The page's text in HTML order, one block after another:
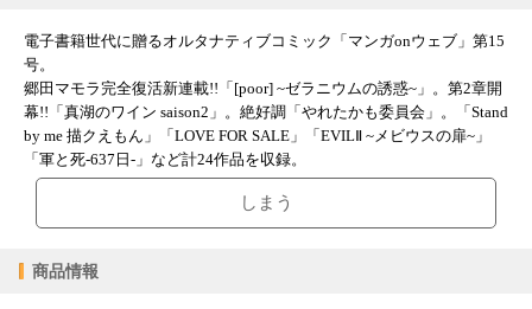
電子書籍世代に贈るオルタナティブコミック「マンガonウェブ」第15
号。
郷田マモラ完全復活新連載!!「[poor] ~ゼラニウムの誘惑~」。第2章開
幕!!「真湖のワイン saison2」。絶好調「やれたかも委員会」。「Stand
by me 描クえもん」「LOVE FOR SALE」「EVILⅡ ~メビウスの扉~」
「軍と死-637日-」など計24作品を収録。
しまう
商品情報